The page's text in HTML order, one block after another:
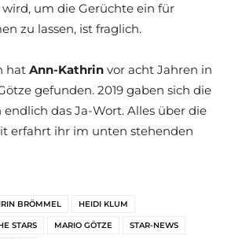
um die Gerüchte ein für
zu lassen, ist fraglich.
hat Ann-Kathrin vor acht Jahren in
gefunden. 2019 gaben sich die
das Ja-Wort. Alles über die
erfahrt ihr im unten stehenden
BRÖMMEL HEIDI KLUM
STARS MARIO GÖTZE STAR-NEWS